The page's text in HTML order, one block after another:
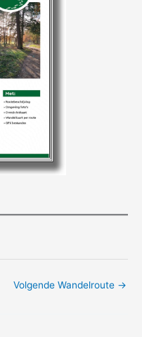
Volgende Wandelroute →